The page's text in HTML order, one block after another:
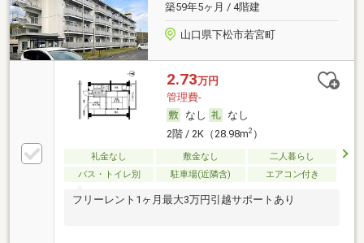
築59年5ヶ月 / 4階建
山口県下松市若宮町
2.73万円
管理費-
なし
なし
2階 / 2K（28.98m2）
礼金なし 敷金なし
二人暮らし
バス・トイレ別
駐車場(近隣含) エアコン付き
フリーレント1ヶ月最大3万円引越サポートあり